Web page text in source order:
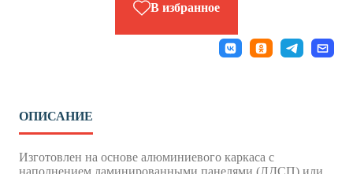
В избранное
ОПИСАНИЕ
Изготовлен на основе алюминиевого каркаса с
наполнением ламинированными панелями (ЛДСП) или